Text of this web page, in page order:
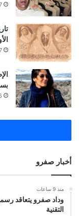
أخبار صفرو
منذ 9 ساعات
وداد صفرو يتعاقد
التقنية